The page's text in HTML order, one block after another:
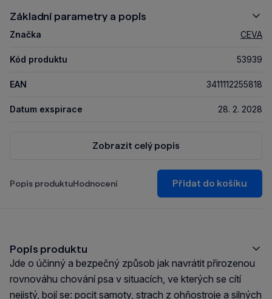
Základní parametry a popis
Značka CEVA
Kód produktu 53939
EAN 3411112255818
Datum exspirace 28. 2. 2028
Zobrazit celý popis
Popis produktuHodnocení Přidat do košíku
Popis produktu
Jde o účinný a bezpečný způsob jak navrátit přirozenou
rovnováhu chování psa v situacích, ve kterých se cítí
nejistý, bojí se: pocit samoty, strach z ohňostroje a silných